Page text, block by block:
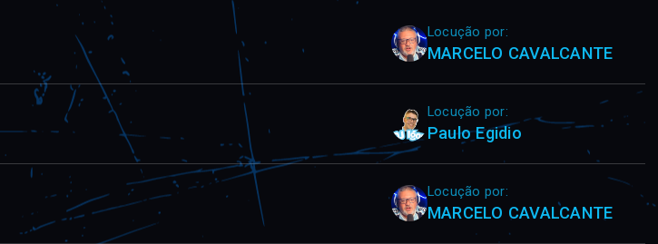
Locução por:
MARCELO CAVALCANTE
Locução por:
Paulo Egidio
Locução por:
MARCELO CAVALCANTE